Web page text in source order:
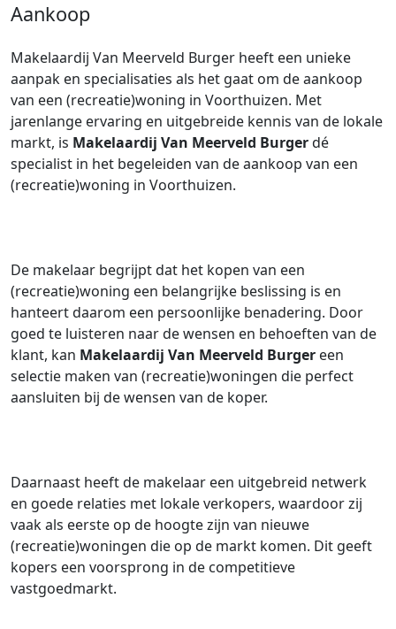
Aankoop
Makelaardij Van Meerveld Burger heeft een unieke
aanpak en specialisaties als het gaat om de aankoop
van een (recreatie)woning in Voorthuizen. Met
jarenlange ervaring en uitgebreide kennis van de lokale
markt, is Makelaardij Van Meerveld Burgerdé
specialist in het begeleiden van de aankoop van een
(recreatie)woning in Voorthuizen.
De makelaar begrijpt dat het kopen van een
(recreatie)woning een belangrijke beslissing is en
hanteert daarom een persoonlijke benadering. Door
goed te luisteren naar de wensen en behoeften van de
klant, kan Makelaardij Van Meerveld Burger een
selectie maken van (recreatie)woningen die perfect
aansluiten bij de wensen van de koper.
Daarnaast heeft de makelaar een uitgebreid netwerk
en goede relaties met lokale verkopers, waardoor zij
vaak als eerste op de hoogte zijn van nieuwe
(recreatie)woningen die op de markt komen. Dit geeft
kopers een voorsprong in de competitieve
vastgoedmarkt.